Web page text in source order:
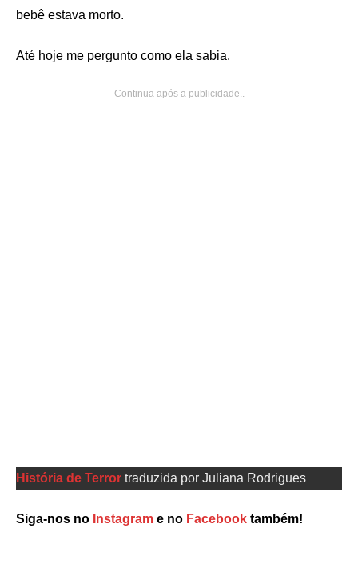
bebê estava morto.
Até hoje me pergunto como ela sabia.
Continua após a publicidade..
História de Terror traduzida por Juliana Rodrigues
Siga-nos no Instagram e no Facebook também!